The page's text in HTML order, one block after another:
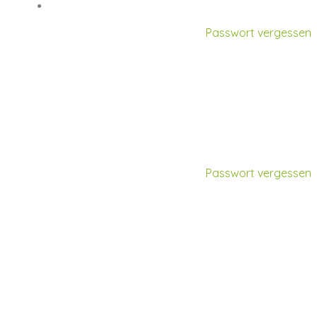
Passwort vergessen
Passwort vergessen